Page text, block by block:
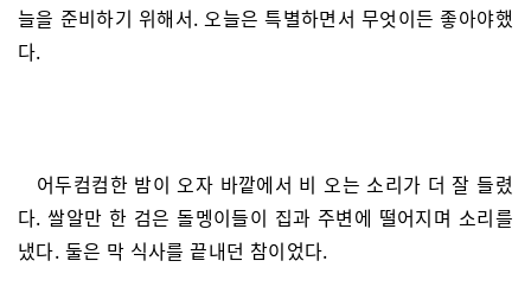
늘을 준비하기 위해서. 오늘은 특별하면서 무엇이든 좋아야했
다.
어두컴컴한 밤이 오자 바깥에서 비 오는 소리가 더 잘 들렸
다. 쌀알만 한 검은 돌멩이들이 집과 주변에 떨어지며 소리를
냈다. 둘은 막 식사를 끝내던 참이었다.